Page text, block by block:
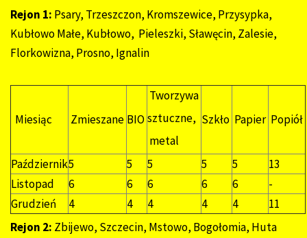
Rejon 1: Psary, Trzeszczon, Kromszewice, Przysypka,
Kubłowo Małe, Kubłowo, Pieleszki, Sławęcin, Zalesie,
Florkowizna, Prosno, Ignalin
Miesiąc Zmieszane BIO
Tworzywa
sztuczne,
metal
Szkło Papier Popiół
Październik5 5 5 5 5
13
Listopad
6 6 6 6 6
-
Grudzień
4 4 4 4 4
11
Rejon 2: Zbijewo, Szczecin, Mstowo, Bogołomia, Huta